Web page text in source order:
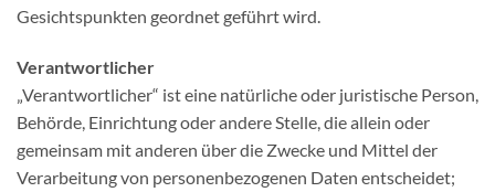
Gesichtspunkten geordnet geführt wird.
Verantwortlicher
„Verantwortlicher“ ist eine natürliche oder juristische Person,
Behörde, Einrichtung oder andere Stelle, die allein oder
gemeinsam mit anderen über die Zwecke und Mittel der
Verarbeitung von personenbezogenen Daten entscheidet;